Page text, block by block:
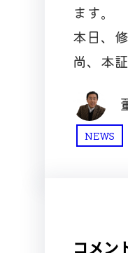
ます。
本日、
尚、本
NEWS
コメン